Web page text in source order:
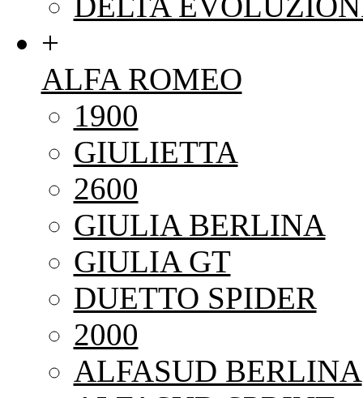
+
ALFA ROMEO
1900
GIULIETTA
2600
GIULIA BERLINA
GIULIA GT
DUETTO SPIDER
2000
ALFASUD BERLINA